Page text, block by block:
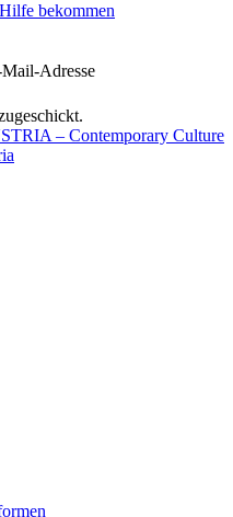
bekommen
Adresse
– Contemporary Culture